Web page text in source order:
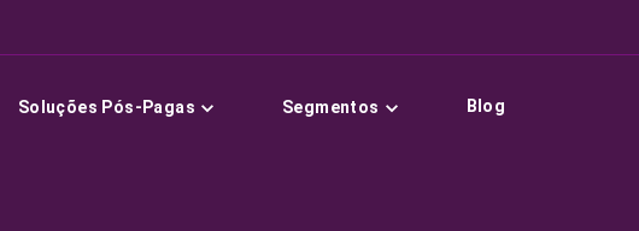
Soluções Pós-Pagas Segmentos Blog